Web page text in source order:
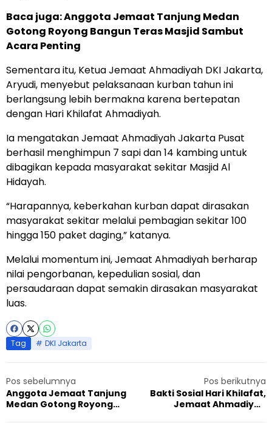
Baca juga:Anggota Jemaat Tanjung Medan
Gotong Royong Bangun Teras Masjid Sambut
Acara Penting
Sementara itu, Ketua Jemaat Ahmadiyah DKI Jakarta,
Aryudi, menyebut pelaksanaan kurban tahun ini
berlangsung lebih bermakna karena bertepatan
dengan Hari Khilafat Ahmadiyah.
Ia mengatakan Jemaat Ahmadiyah Jakarta Pusat
berhasil menghimpun 7 sapi dan 14 kambing untuk
dibagikan kepada masyarakat sekitar Masjid Al
Hidayah.
“Harapannya, keberkahan kurban dapat dirasakan
masyarakat sekitar melalui pembagian sekitar 100
hingga 150 paket daging,” katanya.
Melalui momentum ini, Jemaat Ahmadiyah berharap
nilai pengorbanan, kepedulian sosial, dan
persaudaraan dapat semakin dirasakan masyarakat
luas.
Tag DKI Jakarta
Pos sebelumnya
Anggota Jemaat Tanjung
Medan Gotong Royong
Pos berikutnya
Bakti Sosial Hari Khilafat,
Jemaat Ahmadiyah